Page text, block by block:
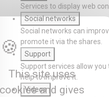
Services to display web
Social networks
Social networks can
promote it via the shares.
Support
Support services allow
help to improve it.
Videos
This site uses
and gives